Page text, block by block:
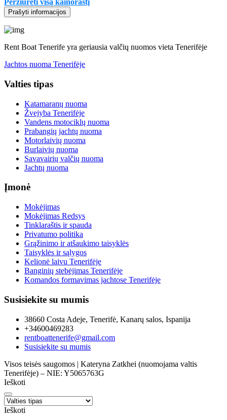
Peržiūrėti visą kainoraštį
Prašyti informacijos
Rent Boat Tenerife yra geriausia valčių nuomos vieta Tenerifėje
Jachtos nuoma Tenerifėje
Valties tipas
Katamaranų nuoma
Žvejyba Tenerifėje
Vandens motociklų nuoma
Prabangių jachtų nuoma
Motorlaivių nuoma
Burlaivių nuoma
Savavairių valčių nuoma
Jachtų nuoma
Įmonė
Mokėjimas
Mokėjimas Redsys
Tinklaraštis ir spauda
Privatumo politika
Grąžinimo ir atšaukimo taisyklės
Taisyklės ir sąlygos
Kelionė laivu Tenerifėje
Banginių stebėjimas Tenerifėje
Komandos formavimas jachtose Tenerifėje
Susisiekite su mumis
38660 Costa Adeje, Tenerifė, Kanarų salos, Ispanija
+34600469283
rentboattenerife@gmail.com
Susisiekite su mumis
Visos teisės saugomos | Kateryna Zatkhei (nuomojama valtis
Tenerifėje) – NIE: Y5065763G
Ieškoti
Ieškoti